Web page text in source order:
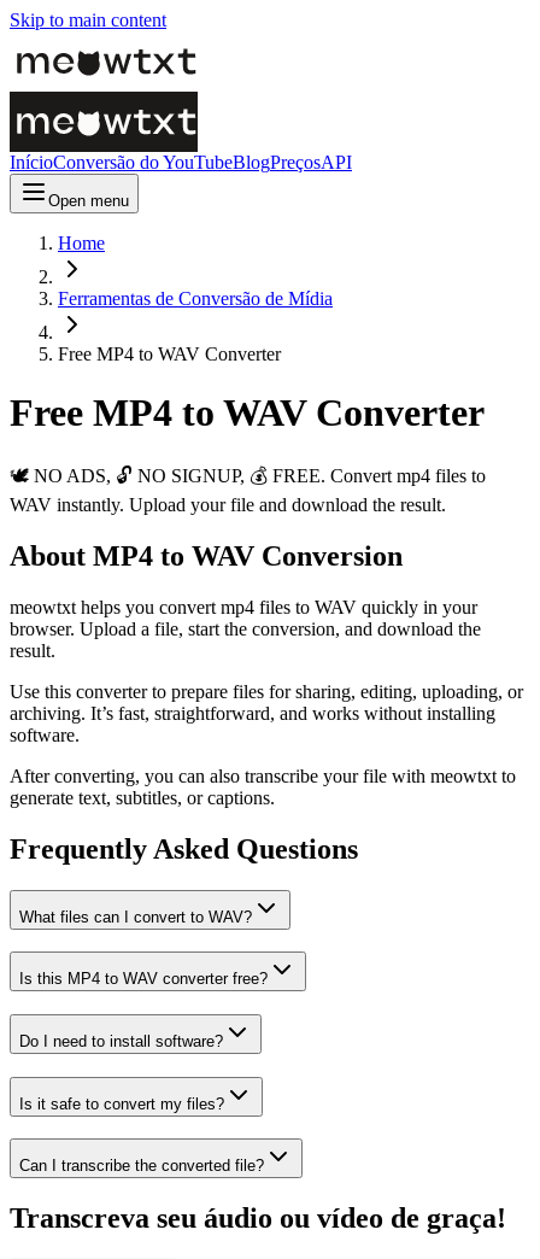
Skip to main content
InícioConversão do YouTubeBlogPreçosAPI
Open menu
Home
Ferramentas de Conversão de Mídia
Free MP4 to WAV Converter
Free MP4 to WAV Converter
🕊️ NO ADS, 🔓 NO SIGNUP, 💰 FREE. Convert mp4 files to
WAV instantly. Upload your file and download the result.
About MP4 to WAV Conversion
meowtxt helps you convert mp4 files to WAV quickly in your
browser. Upload a file, start the conversion, and download the
result.
Use this converter to prepare files for sharing, editing, uploading, or
archiving. It’s fast, straightforward, and works without installing
software.
After converting, you can also transcribe your file with meowtxt to
generate text, subtitles, or captions.
Frequently Asked Questions
What files can I convert to WAV?
Is this MP4 to WAV converter free?
Do I need to install software?
Is it safe to convert my files?
Can I transcribe the converted file?
Transcreva seu áudio ou vídeo de graça!